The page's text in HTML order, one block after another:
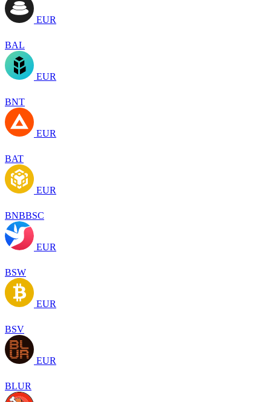
EUR
BAL
EUR
BNT
EUR
BAT
EUR
BNBBSC
EUR
BSW
EUR
BSV
EUR
BLUR